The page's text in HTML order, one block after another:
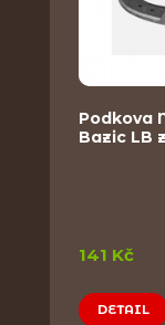
Podkova
Bazic LB
141 Kč
DETAIL